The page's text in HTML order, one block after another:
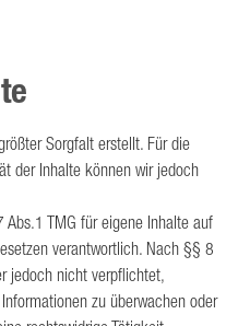
Sorgfalt erstellt. Für die
der Inhalte können wir jedoch
TMG für eigene Inhalte auf
verantwortlich. Nach §§ 8
jedoch nicht verpflichtet,
zu überwachen oder